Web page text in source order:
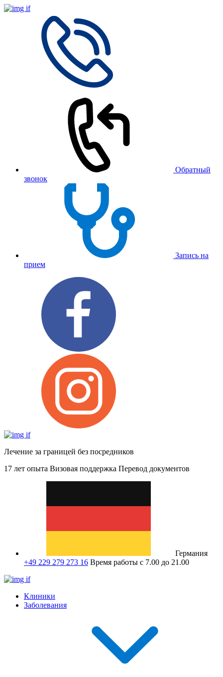
Обратный
звонок
Запись на
прием
Лечение за границей без посредников
17 лет опыта Визовая поддержка Перевод документов
Германия
+49 229 279 273 16 Время работы с 7.00 до 21.00
Клиники
Заболевания